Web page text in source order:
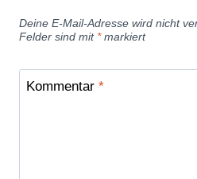
Deine E-Mail-Adresse wird nicht
Felder sind mit *markiert
Kommentar *